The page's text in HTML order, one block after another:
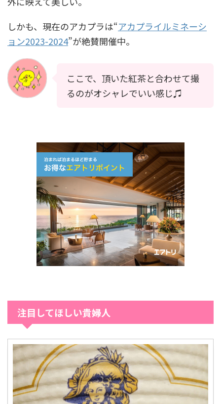
しかも、現在のアカプラは“アカプライルミネーシ
ョン2023-2024”が絶賛開催中。
ここで、頂いた紅茶と合わせて撮
るのがオシャレでいい感じ♫
注目してほしい貴婦人